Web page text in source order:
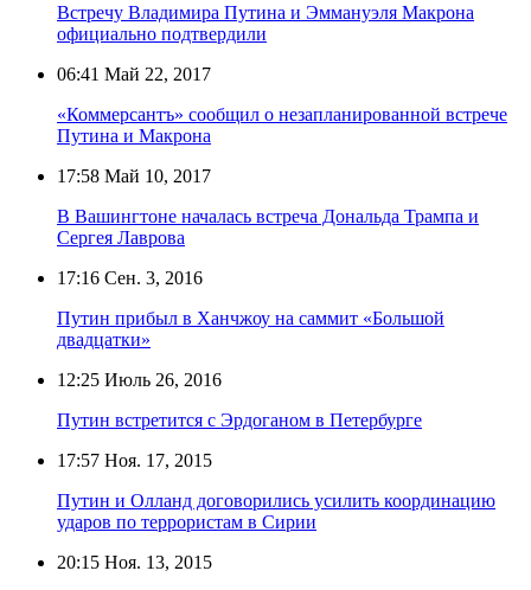
Встречу Владимира Путина и Эммануэля Макрона
официально подтвердили
06:41 Май 22, 2017
«Коммерсантъ» сообщил о незапланированной встрече
Путина и Макрона
17:58 Май 10, 2017
В Вашингтоне началась встреча Дональда Трампа и
Сергея Лаврова
17:16 Сен. 3, 2016
Путин прибыл в Ханчжоу на саммит «Большой
двадцатки»
12:25 Июль 26, 2016
Путин встретится с Эрдоганом в Петербурге
17:57 Ноя. 17, 2015
Путин и Олланд договорились усилить координацию
ударов по террористам в Сирии
20:15 Ноя. 13, 2015